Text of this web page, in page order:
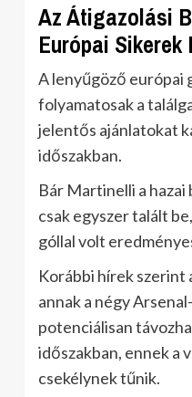
Az Átigazolási
Európai Sikerek
A lenyűgöző európai
folyamatosak a
jelentős ajánlatokat
időszakban.
Bár Martinelli a
csak egyszer talált
góllal volt
Korábbi hírek szerint
annak a négy
potenciálisan
időszakban, ennek a
csekélynek tűnik.